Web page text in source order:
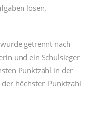
lösen.
getrennt nach
und ein Schulsieger
Punktzahl in der
höchsten Punktzahl